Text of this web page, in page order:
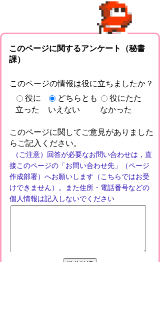
このページに関するアンケート（秘書
課）
このページの情報は役に立ちましたか？
役に
立った
どちらとも
いえない
役にたた
なかった
このページに関してご意見がありました
らご記入ください。
（ご注意）回答が必要なお問い合わせは，直
接このページの「お問い合わせ先」（ページ
作成部署）へお願いします（こちらではお受
けできません）。また住所・電話番号などの
個人情報は記入しないでください